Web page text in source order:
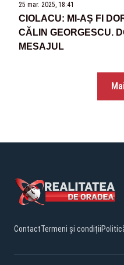
25 mar. 2025, 18:41
CIOLACU: MI-AȘ FI
CĂLIN GEORGESCU.
MESAJUL
ContactTermeni și condiții